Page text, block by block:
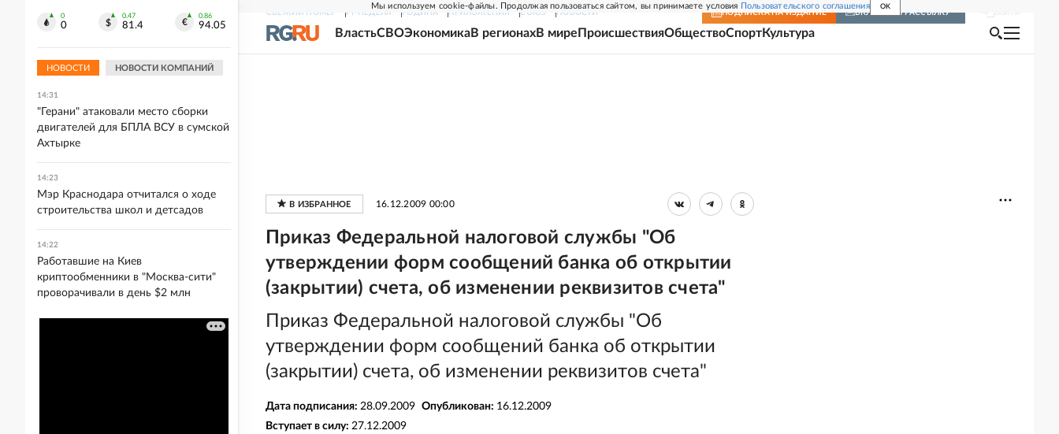
Мы используем cookie-файлы. Продолжая пользоваться сайтом, вы принимаете условия Пользовательского соглашения OK
СВЕЖИЙ НОМЕР РГ-НЕДЕЛЯ РОДИНА ПРИЛОЖЕНИЯ СОЮЗ НОВОСТИ ПОДПИСКА НА ИЗДАНИЕ ВКЛЮЧИТЬ РАССЫЛКУ
ВластьСВОЭкономикаВ регионахВ мире ПроисшествияОбществоСпортКультура
16.12.2009 00:00
Приказ Федеральной налоговой службы "Об
утверждении форм сообщений банка об открытии
(закрытии) счета, об изменении реквизитов счета"
Приказ Федеральной налоговой службы "Об
утверждении форм сообщений банка об открытии
(закрытии) счета, об изменении реквизитов счета"
Дата подписания: 28.09.2009 Опубликован: 16.12.2009
Вступает в силу: 27.12.2009
0
0
0.47
81.4
0.86
94.05
НОВОСТИ НОВОСТИ КОМПАНИЙ
14:31
Минпромторг: Сокращения перечня
не планируется
14:31
"Герани" атаковали место сборки
двигателей для БПЛА ВСУ в сумской
Ахтырке
14:23
Мэр Краснодара отчитался о ходе
строительства школ и детсадов
14:22
Работавшие на Киев
криптообменники в "Москва-сити"
проворачивали в день $2 млн